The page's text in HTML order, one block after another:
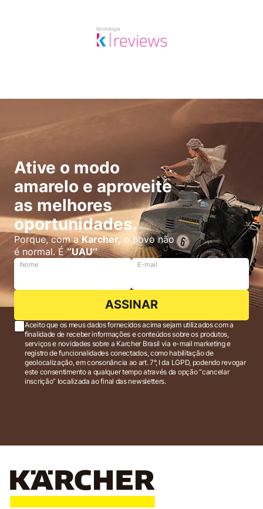
Ative o modo
amarelo e aproveite
as melhores
oportunidades.
Porque, com aKarcher, o novo não
é normal. É‘’UAU’’
Nome E-mail
ASSINAR
Aceito que os meus dados fornecidos acima sejam utilizados com a
finalidade de receber informações e conteúdos sobre os produtos,
serviços e novidades sobre a Karcher Brasil via e-mail marketing e
registro de funcionalidades conectados, como habilitação de
geolocalização, em consonância ao art. 7°, I da LGPD, podendo revogar
este consentimento a qualquer tempo através da opção “cancelar
inscrição” localizada ao final das newsletters.